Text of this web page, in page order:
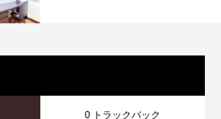
0 トラックバック